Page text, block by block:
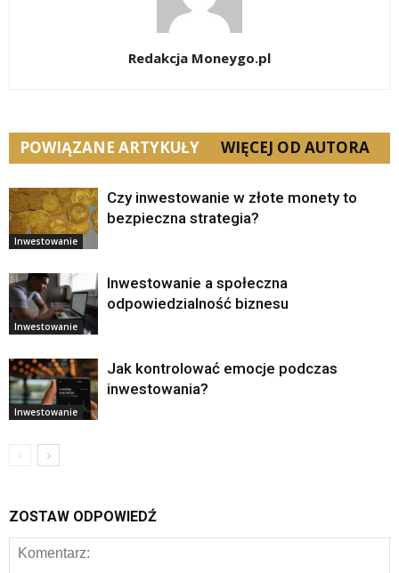
Redakcja Moneygo.pl
POWIĄZANE ARTYKUŁY WIĘCEJ OD AUTORA
Inwestowanie
Czy inwestowanie w złote monety to
bezpieczna strategia?
Inwestowanie
Inwestowanie a społeczna
odpowiedzialność biznesu
Inwestowanie
Jak kontrolować emocje podczas
inwestowania?
ZOSTAW ODPOWIEDŹ